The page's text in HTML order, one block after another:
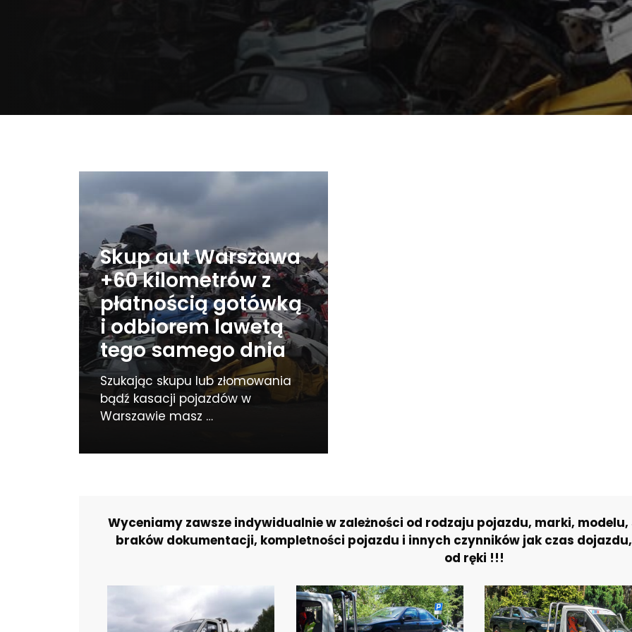
Skup aut Warszawa
+60 kilometrów z
płatnością gotówką
i odbiorem lawetą
tego samego dnia
Szukając skupu lub złomowania
bądź kasacji pojazdów w
Warszawie masz …
Wyceniamy zawsze indywidualnie w zależności od rodzaju pojazdu, marki, modelu,
braków dokumentacji, kompletności pojazdu i innych czynników jak czas
od ręki !!!